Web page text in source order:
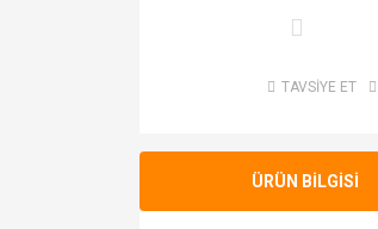
TAVSİYE ET
ÜRÜN BİLGİSİ